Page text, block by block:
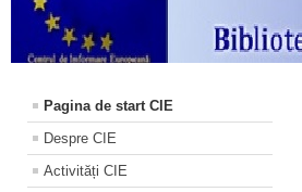
Pagina de start CIE
Despre CIE
Activități CIE